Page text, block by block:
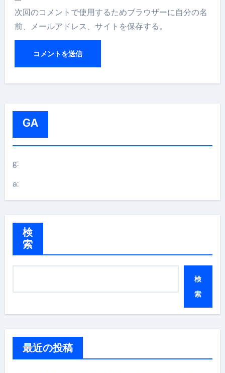
次回のコメントで使用するためブラウザーに自分の名
前、メールアドレス、サイトを保存する。
GA
g:
a:
検
索
検
索
最近の投稿